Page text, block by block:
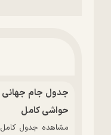
حواشی کامل